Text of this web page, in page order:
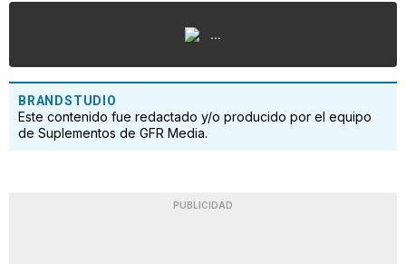
...
BRANDSTUDIO
Este contenido fue redactado y/o producido por el equipo
de Suplementos de GFR Media.
PUBLICIDAD